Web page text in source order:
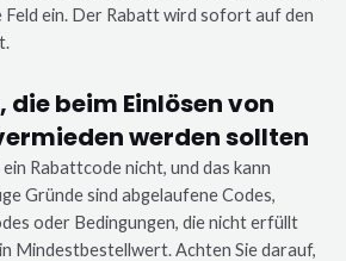
ein. Der Rabatt wird sofort auf den
die beim Einlösen von
werden sollten
Rabattcode nicht, und das kann
Gründe sind abgelaufene Codes,
oder Bedingungen, die nicht erfüllt
Mindestbestellwert. Achten Sie darauf,